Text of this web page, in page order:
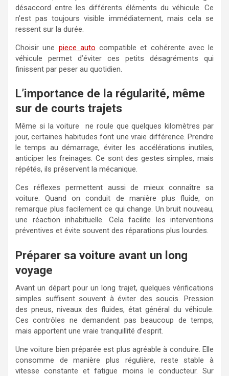
désaccord entre les différents éléments du véhicule. Ce
n’est pas toujours visible immédiatement, mais cela se
ressent sur la durée.
Choisir une piece auto compatible et cohérente avec le
véhicule permet d’éviter ces petits désagréments qui
finissent par peser au quotidien.
L’importance de la régularité, même
sur de courts trajets
Même si la voiture ne roule que quelques kilomètres par
jour, certaines habitudes font une vraie différence. Prendre
le temps au démarrage, éviter les accélérations inutiles,
anticiper les freinages. Ce sont des gestes simples, mais
répétés, ils préservent la mécanique.
Ces réflexes permettent aussi de mieux connaître sa
voiture. Quand on conduit de manière plus fluide, on
remarque plus facilement ce qui change. Un bruit nouveau,
une réaction inhabituelle. Cela facilite les interventions
préventives et évite souvent des réparations plus lourdes.
Préparer sa voiture avant un long
voyage
Avant un départ pour un long trajet, quelques vérifications
simples suffisent souvent à éviter des soucis. Pression
des pneus, niveaux des fluides, état général du véhicule.
Ces contrôles ne demandent pas beaucoup de temps,
mais apportent une vraie tranquillité d’esprit.
Une voiture bien préparée est plus agréable à conduire. Elle
consomme de manière plus régulière, reste stable à
vitesse constante et fatigue moins le conducteur. Sur